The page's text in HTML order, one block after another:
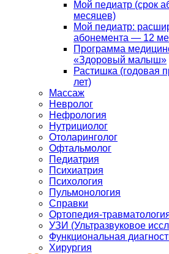
Мой педиатр (срок
месяцев)
Мой педиатр:
абонемента — 12
Программа
«Здоровый малыш»
Растишка (годовая
лет)
Массаж
Невролог
Нефрология
Нутрициолог
Отоларинголог
Офтальмолог
Педиатрия
Психиатрия
Психология
Пульмонология
Справки
Ортопедия-
УЗИ (Ультразвуковое
Функциональная
Хирургия